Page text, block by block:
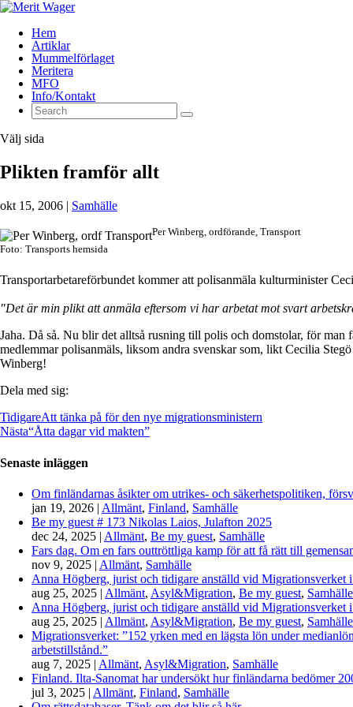
Hem
Artiklar
Mummelförlaget
Meritera
MFO
Info/Kontakt
Välj sida
Plikten framför allt
okt 15, 2006 | Samhälle
Per Winberg, ordförande, Transport
Foto: Transports hemsida
Transportarbetareförbundet kommer att polisanmäla kulturminister
"Det är min plikt att anmäla eftersom vi har arbetat mot svart
Jaha. Då så. Nu blir det alltså rusning till polis och domstolar, för
medlemmar polisanmäls, liksom andra svenskar som, likt Cecilia
Winberg!
Dela med sig:
TidigareAtt tänka på för den nye migrationsministern
Nästa“Åtta dagar vid makten”
Senaste inläggen
Om finländarnas åsikter om utrikes- och säkerhetspolitiken,
jan 19, 2026 | Allmänt, Finland, Samhälle
Be my guest # 173 Nikolas Laios, Julafton 2025
dec 24, 2025 | Allmänt, Be my guest, Samhälle
Fars dag. Om en fars outtröttliga kamp för att få rätt till
nov 9, 2025 | Allmänt, Samhälle
Anna Högberg, jurist och tidigare anställd vid Migrationsverket
aug 25, 2025 | Allmänt, Asyl&Migration, Be my guest, Samhälle
Anna Högberg, jurist och tidigare anställd vid Migrationsverket i
aug 25, 2025 | Allmänt, Asyl&Migration, Be my guest, Samhälle
Migrationsverket: ”152 yrken med en lägsta lön under
arbetstillstånd.”
aug 7, 2025 | Allmänt, Asyl&Migration, Samhälle
Finland. Ilta-Sanomat har undersökt hur finländarna bedömer
jul 3, 2025 | Allmänt, Finland, Samhälle